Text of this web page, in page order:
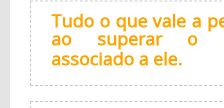
Tudo o que vale a
ao superar o
associado a ele.